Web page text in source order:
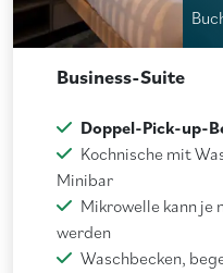
Business-Suite
Doppel-Pick-up-
Kochnische mit
Minibar
Mikrowelle kann je
werden
Waschbecken,